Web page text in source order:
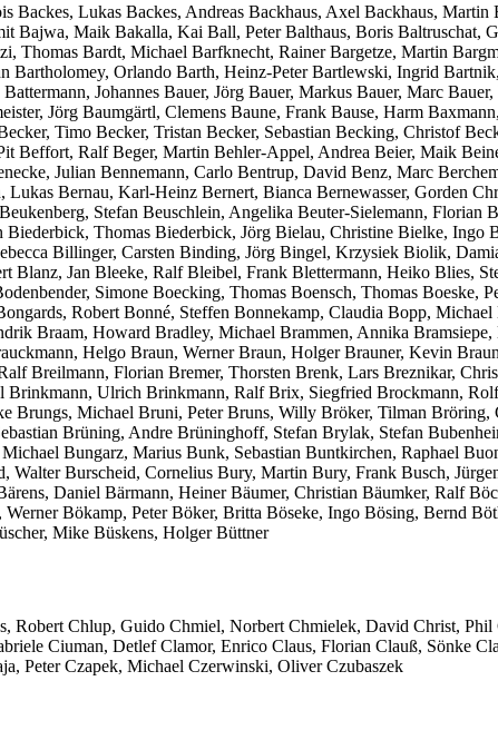
Lukas Backes, Andreas Backhaus, Axel Backhaus,
Maik Bakalla, Kai Ball, Peter Balthaus, Boris Baltruschat,
Thomas Bardt, Michael Barfknecht, Rainer Bargetze, Martin
Orlando Barth, Heinz-Peter Bartlewski, Ingrid
Johannes Bauer, Jörg Bauer, Markus Bauer, Marc
Jörg Baumgärtl, Clemens Baune, Frank Bause, Harm
Timo Becker, Tristan Becker, Sebastian Becking, Christof
Beffort, Ralf Beger, Martin Behler-Appel, Andrea Beier, Maik
Julian Bennemann, Carlo Bentrup, David Benz, Marc
Lukas Bernau, Karl-Heinz Bernert, Bianca Bernewasser, Gorden
Stefan Beuschlein, Angelika Beuter-Sielemann, Florian
Thomas Biederbick, Jörg Bielau, Christine Bielke,
Billinger, Carsten Binding, Jörg Bingel, Krzysiek Biolik,
Blanz, Jan Bleeke, Ralf Bleibel, Frank Blettermann, Heiko Blies,
Simone Boecking, Thomas Boensch, Thomas Boeske,
Robert Bonné, Steffen Bonnekamp, Claudia Bopp,
Braam, Howard Bradley, Michael Brammen, Annika
Helgo Braun, Werner Braun, Holger Brauner, Kevin
Breilmann, Florian Bremer, Thorsten Brenk, Lars Breznikar,
Ulrich Brinkmann, Ralf Brix, Siegfried Brockmann,
Brungs, Michael Bruni, Peter Bruns, Willy Bröker, Tilman
Brüning, Andre Brüninghoff, Stefan Brylak, Stefan
Bungarz, Marius Bunk, Sebastian Buntkirchen, Raphael
Burscheid, Cornelius Bury, Martin Bury, Frank Busch,
Daniel Bärmann, Heiner Bäumer, Christian Bäumker, Ralf
Bökamp, Peter Böker, Britta Böseke, Ingo Bösing, Bernd
Mike Büskens, Holger Büttner
Robert Chlup, Guido Chmiel, Norbert Chmielek, David Christ,
Ciuman, Detlef Clamor, Enrico Claus, Florian Clauß, Sönke
Peter Czapek, Michael Czerwinski, Oliver Czubaszek